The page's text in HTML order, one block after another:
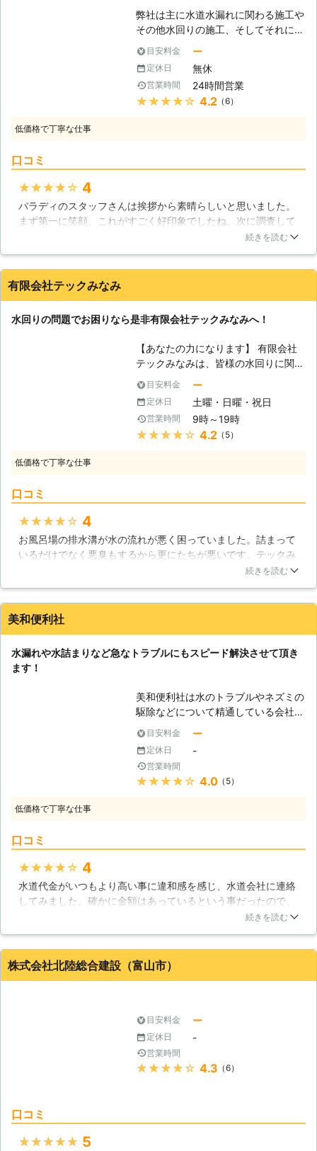
駆除・水道修理のために、多くのご家
庭の内部を見てきました。外見は綺麗
でも、その内部が水漏れや害虫に侵さ
れているという光景も何度も見てきま
した。こうした場所のチェックは素人
の方には難しいですし、そもそもあま
り見たくないことでしょう。私たち
弊社は主に水道水漏れに関わる施工や
その他水回りの施工、そしてそれに伴
うフロアコーティングやその他システ
ム周りのコーティング業務を多く行っ
ています。水道水漏れが起きてしまっ
た際においても、コーティングがしっ
かりとしていればそのシステム面の美
ングはもっと大事でしょう。水回りは
コーティングが非常に落ちやすいとさ
れています。しかし、コーティングを
しっかりと行わないと水垢やその他カ
ビや雑菌などの発生のリスクも高まり
かと思います。コーティングを行えば
掃除も格段にしやすくなりますし、か
つ雑菌などの発生リスクは非常に少な
くなります。コーティングは行ってお
くべきではないかと私共では推奨して
おります。一度ご相談いただければ、
どのようなコーティングをしっかりと
行うのが都合が良いのかをご説明させ
ていただきます。まずは一度お電話に
目安料金 ー
定休日 無休
営業時間 24時間営業
★★★★★ 4.2 （6）
低価格で丁寧な仕事
口コミ
★★★★★ 4
パラディのスタッフさんは挨拶から素晴らしいと思いました。
まず第一に笑顔、これがすごく好印象でしたね。次に調査して
もらいましたが、長年の経験を積んでいるので、すぐに原因を
た。しっかり直してもらい、アフターフォローまで完備してい
るので、安心して水を使う事ができます。
三重県 桑名郡木曽岬町 2016年12月21日
続きを読む
有限会社テックみなみ
水回りの問題でお困りなら是非有限会社テックみなみへ！
【あなたの力になります】 有限会社
テックみなみは、皆様の水回りに関す
るお悩みを解決する業者です。水とい
うものは日常生活において欠かせない
存在で、そこの工事に携わらせていた
だくということにはある程度の責任感
を持っての作業が必要だと考えます。
ともできません。入浴もできないで
す。想像がつきにくいとは思います
が、水に問題が起こるというのは大き
な障害になってしまうのです。ですか
ら、一刻も早い問題解決が重要と言え
動中です！】 私たち有限会社テック
みなみは富山県を中心に活動し、皆様
た地域での作業はより密着した業務の
提供に繋がり、更なる満足度の向上を
目指すことができます。確かに作業を
確実に完了することは大切なことです
が、それは最低ラインでの話です。当
社ではそれに加えてご利用者様の貴重
な御意見を尊重し、少しでも多くの方
するために働いています。
目安料金 ー
定休日 土曜・日曜・祝日
営業時間 9時～19時
★★★★★ 4.2 （5）
低価格で丁寧な仕事
口コミ
★★★★★ 4
お風呂場の排水溝が水の流れが悪く困っていました。詰まって
いるだけでなく悪臭もするから更にたちが悪いです。テックみ
なみさんに連絡して来てもらうと、排水パイプの方で詰まって
底的に直して頂き助かりました！
富山県 富山市 2016年12月27日
続きを読む
美和便利社
水漏れや水詰まりなど急なトラブルにもスピード解決させて頂き
ます！
美和便利社は水のトラブルやネズミの
駆除などについて精通している会社で
す。迅速な対応と丁寧な施工を心掛け
ておりますので、地域密着型となる体
制でお客様のご要望に沿った解決策を
提案させて頂きます。親しみやすい身
近な存在としてご利用頂ければ何より
水が凍結してしまった際にはお湯をか
けて暖めるなど物理的に凍結解除を試
される方々もいらっしゃいますが、こ
ちらは大きな間違いとなり破損などの
トラブルが発生してしまう恐れがある
のです。また、無理に蛇口を捻ったり
水を出そうとすると予期せぬ事態に発
家計の大きなダメージに繋がります】
水漏れが発生してしまった際は水道代
金が高くなってしまう事が最も懸念さ
れる内容となりますが、内容や場所に
がってしまったり、カビの繁殖、害虫
目安料金 ー
定休日 -
営業時間
★★★★★ 4.0（5）
低価格で丁寧な仕事
口コミ
★★★★★ 4
水道代金がいつもより高い事に違和感を感じ、水道会社に連絡
してみました。確かに金額はあっているという事だったので、
美和便利社さん水道調査をしてもらいました。すると、地下に
フターフォロー制度があるので、安心です！
富山県 富山市 2016年12月31日
続きを読む
株式会社北陸総合建設（富山市）
目安料金 ー
定休日 -
営業時間
★★★★★ 4.3 （6）
口コミ
★★★★★ 5